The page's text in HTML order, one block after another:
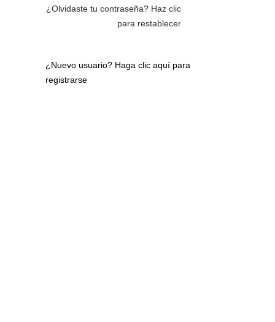
¿Olvidaste tu contraseña? Haz clic
para restablecer
¿Nuevo usuario? Haga clic aquí para
registrarse